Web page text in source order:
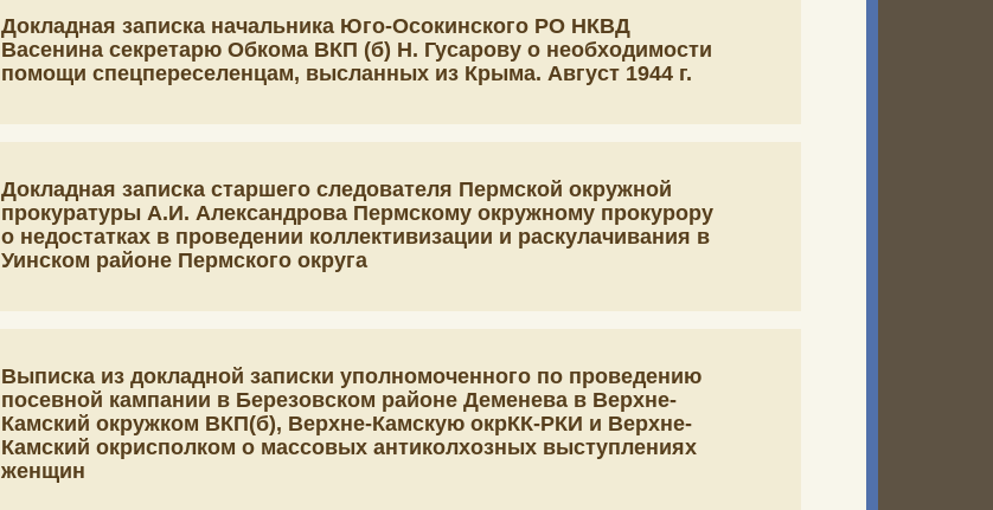
Докладная записка начальника Юго-Осокинского РО НКВД
Васенина секретарю Обкома ВКП (б) Н. Гусарову о необходимости
помощи спецпереселенцам, высланных из Крыма. Август 1944 г.
Докладная записка старшего следователя Пермской окружной
прокуратуры А.И. Александрова Пермскому окружному прокурору
о недостатках в проведении коллективизации и раскулачивания в
Уинском районе Пермского округа
Выписка из докладной записки уполномоченного по проведению
посевной кампании в Березовском районе Деменева в Верхне-
Камский окружком ВКП(б), Верхне-Камскую окрКК-РКИ и Верхне-
Камский окрисполком о массовых антиколхозных выступлениях
женщин